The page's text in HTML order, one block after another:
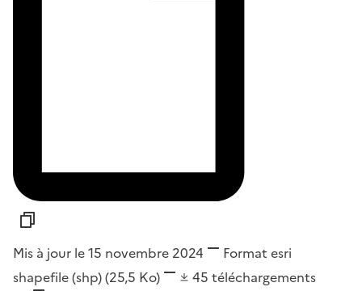
Mis à jour le 15 novembre 2024 Format esri
shapefile (shp)(25,5 Ko) 45 téléchargements